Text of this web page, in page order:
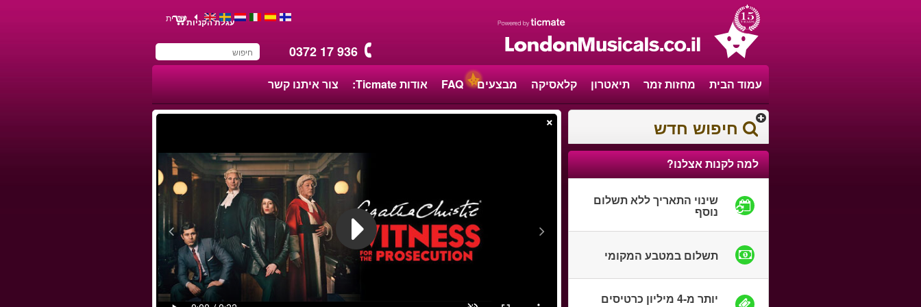
0372 17 936
עגלת הקניותעברית
עמוד הבית מחזות זמר תיאטרון קלאסיקה מבצעים FAQ אודות Ticmate: צור איתנו קשר
חיפוש חדש
למה לקנות אצלנו?
שינוי התאריך ללא תשלום
נוסף
תשלום במטבע המקומי
יותר מ-4 מיליון כרטיסים
×